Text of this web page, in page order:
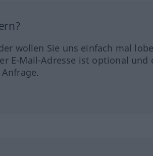
wollen Sie uns einfach mal
E-Mail-Adresse ist optional und